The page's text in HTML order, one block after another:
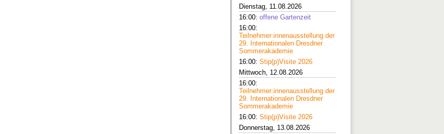
Dienstag, 11.08.2026
16:00: offene Gartenzeit
16:00:
Teilnehmer:innenausstellung der
29. Internationalen Dresdner
Sommerakademie
16:00: Stip(p)Visite 2026
Mittwoch, 12.08.2026
16:00:
Teilnehmer:innenausstellung der
29. Internationalen Dresdner
Sommerakademie
16:00: Stip(p)Visite 2026
Donnerstag, 13.08.2026